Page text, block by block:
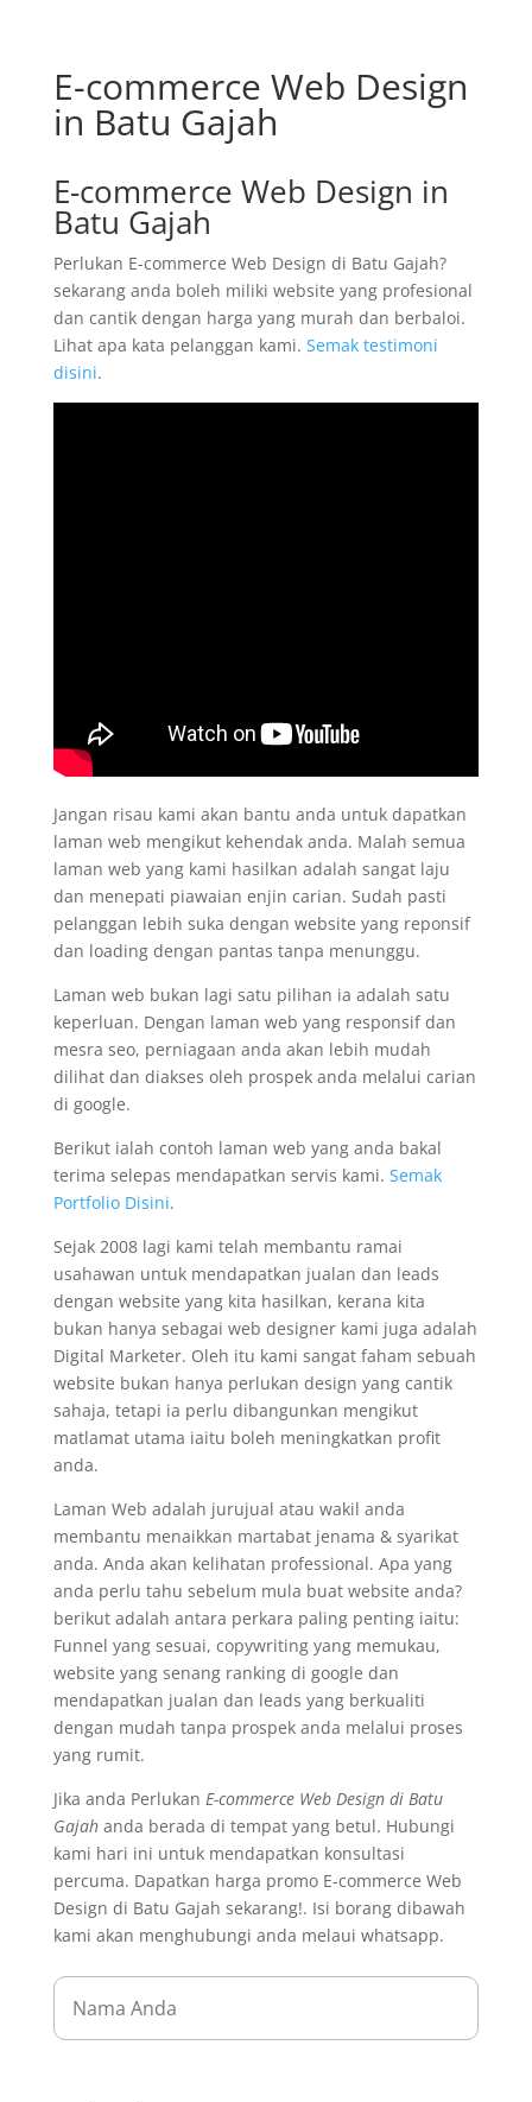
E-commerce Web Design
in Batu Gajah
E-commerce Web Design in
Batu Gajah
Perlukan E-commerce Web Design di Batu Gajah?
sekarang anda boleh miliki website yang profesional
dan cantik dengan harga yang murah dan berbaloi.
Lihat apa kata pelanggan kami. Semak testimoni
disini.
Jangan risau kami akan bantu anda untuk dapatkan
laman web mengikut kehendak anda. Malah semua
laman web yang kami hasilkan adalah sangat laju
dan menepati piawaian enjin carian. Sudah pasti
pelanggan lebih suka dengan website yang reponsif
dan loading dengan pantas tanpa menunggu.
Laman web bukan lagi satu pilihan ia adalah satu
keperluan. Dengan laman web yang responsif dan
mesra seo, perniagaan anda akan lebih mudah
dilihat dan diakses oleh prospek anda melalui carian
di google.
Berikut ialah contoh laman web yang anda bakal
terima selepas mendapatkan servis kami. Semak
Portfolio Disini.
Sejak 2008 lagi kami telah membantu ramai
usahawan untuk mendapatkan jualan dan leads
dengan website yang kita hasilkan, kerana kita
bukan hanya sebagai web designer kami juga adalah
Digital Marketer. Oleh itu kami sangat faham sebuah
website bukan hanya perlukan design yang cantik
sahaja, tetapi ia perlu dibangunkan mengikut
matlamat utama iaitu boleh meningkatkan profit
anda.
Laman Web adalah jurujual atau wakil anda
membantu menaikkan martabat jenama & syarikat
anda. Anda akan kelihatan professional. Apa yang
anda perlu tahu sebelum mula buat website anda?
berikut adalah antara perkara paling penting iaitu:
Funnel yang sesuai, copywriting yang memukau,
website yang senang ranking di google dan
mendapatkan jualan dan leads yang berkualiti
dengan mudah tanpa prospek anda melalui proses
yang rumit.
Jika anda Perlukan E-commerce Web Design di Batu
Gajahanda berada di tempat yang betul. Hubungi
kami hari ini untuk mendapatkan konsultasi
percuma. Dapatkan harga promo E-commerce Web
Design di Batu Gajah sekarang!. Isi borang dibawah
kami akan menghubungi anda melaui whatsapp.